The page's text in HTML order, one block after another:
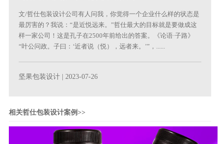
文/哲仕包装设计公司有人问我，你觉得一个企业什么样的状态是
最厉害的？我说：“是近悦远来。”哲仕最大的目标就是要做成这
样一家公司！这是孔子在2500年前给出的答案。《论语·子路》
“叶公问政。子曰：‘近者说（悦），远者来。’”，......
坚果包装设计 | 2023-07-26
相关哲仕包装设计案例>>